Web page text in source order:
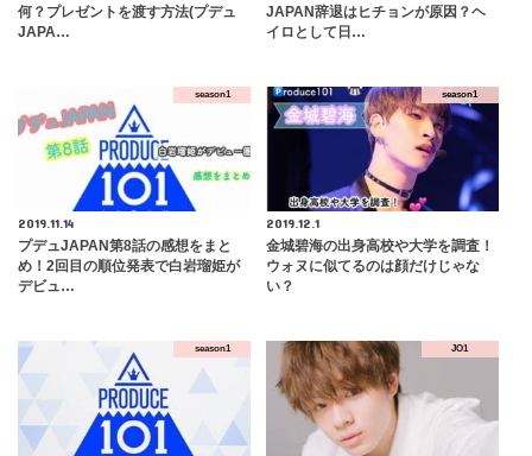
何？プレゼントを渡す方法(プデュ
JAPA…
JAPAN辞退はヒチョンが原因？ヘ
イロとして日…
season1
2019.11.14
プデュJAPAN第8話の感想をまと
め！2回目の順位発表で白岩瑠姫が
デビュ…
season1
2019.12.1
金城碧海の出身高校や大学を調査！
ウォヌに似てるのは顔だけじゃな
い？
season1 JO1